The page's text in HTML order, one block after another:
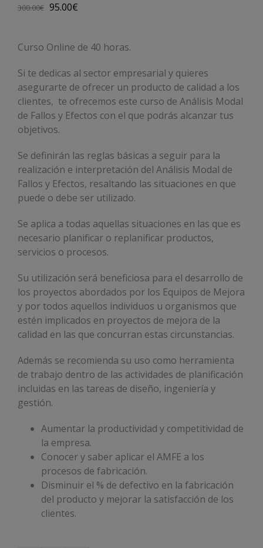
300.00€ 95.00€
Curso Online de 40 horas.
Si te dedicas al sector empresarial y quieres
asegurarte de ofrecer un producto de calidad a los
clientes, te ofrecemos este curso de Análisis Modal
de Fallos y Efectos con el que podrás alcanzar tus
objetivos.
Se definirán las reglas básicas a seguir para la
realización e interpretación del Análisis Modal de
Fallos y Efectos, resaltando las situaciones en que
puede o debe ser utilizado.
Se aplica a todas aquellas situaciones en las que es
necesario planificar o replanificar productos,
servicios o procesos.
Su utilización será beneficiosa para el desarrollo de
los proyectos abordados por los Equipos de Mejora
y por todos aquellos individuos u organismos que
estén implicados en proyectos de mejora de la
calidad en las que concurran estas circunstancias.
Además se recomienda su uso como herramienta
de trabajo dentro de las actividades de planificación
incluidas en las tareas de diseño, ingeniería y
gestión.
Aumentar la productividad y competitividad de
la empresa.
Conocer y saber aplicar el AMFE a los
procesos de fabricación.
Disminuir el % de defectivo en la fabricación
del producto y mejorar la satisfacción de los
clientes.